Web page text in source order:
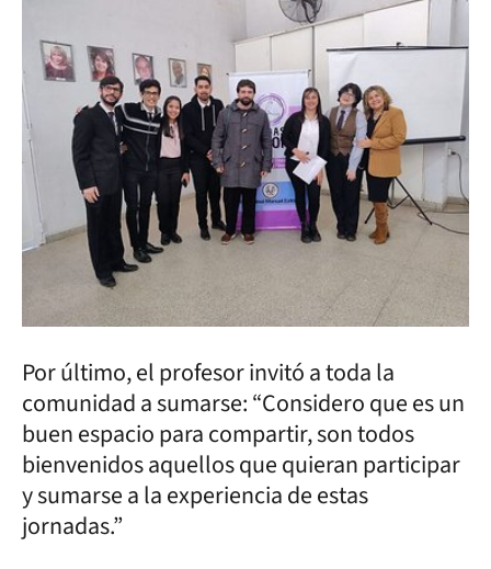
Por último, el profesor invitó a toda la
comunidad a sumarse: “Considero que es un
buen espacio para compartir, son todos
bienvenidos aquellos que quieran participar
y sumarse a la experiencia de estas
jornadas.”